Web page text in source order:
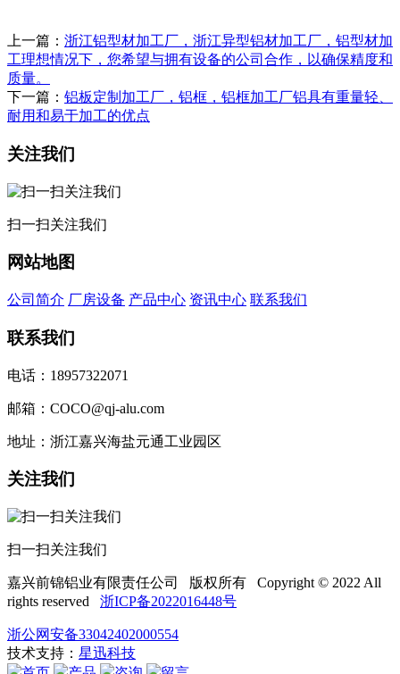
上一篇： 浙江铝型材加工厂，浙江异型铝材加工厂，铝型材加
工理想情况下，您希望与拥有设备的公司合作，以确保精度和
质量。
下一篇： 铝板定制加工厂，铝框，铝框加工厂铝具有重量轻、
耐用和易于加工的优点
关注我们
扫一扫关注我们
网站地图
公司简介 厂房设备 产品中心 资讯中心 联系我们
联系我们
电话：18957322071
邮箱：COCO@qj-alu.com
地址：浙江嘉兴海盐元通工业园区
关注我们
扫一扫关注我们
嘉兴前锦铝业有限责任公司 版权所有 Copyright © 2022 All
rights reserved 浙ICP备2022016448号
浙公网安备33042402000554
技术支持： 星迅科技